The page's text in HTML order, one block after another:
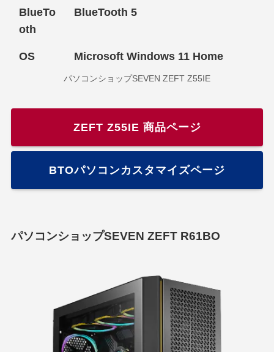
BlueTo
oth
BlueTooth 5
OS Microsoft Windows 11 Home
パソコンショップSEVEN ZEFT Z55IE
ZEFT Z55IE 商品ページ
BTOパソコンカスタマイズページ
パソコンショップSEVEN ZEFT R61BO